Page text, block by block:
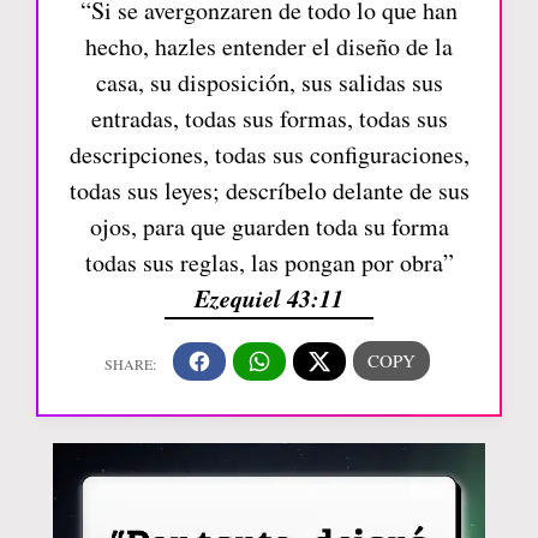
“Si se avergonzaren de todo lo que han
hecho, hazles entender el diseño de la
casa, su disposición, sus salidas sus
entradas, todas sus formas, todas sus
descripciones, todas sus configuraciones,
todas sus leyes; descríbelo delante de sus
ojos, para que guarden toda su forma
todas sus reglas, las pongan por obra”
Ezequiel 43:11